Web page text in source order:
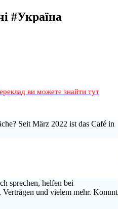
#Україна
ви можете знайти тут
Seit März 2022 ist das Café in
sprechen, helfen bei
Verträgen und vielem mehr. Kommt